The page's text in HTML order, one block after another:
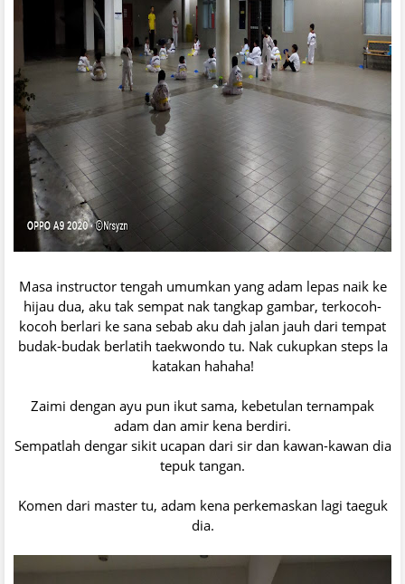
Masa instructor tengah umumkan yang adam lepas naik ke
hijau dua, aku tak sempat nak tangkap gambar, terkocoh-
kocoh berlari ke sana sebab aku dah jalan jauh dari tempat
budak-budak berlatih taekwondo tu. Nak cukupkan steps la
katakan hahaha!
Zaimi dengan ayu pun ikut sama, kebetulan ternampak
adam dan amir kena berdiri.
Sempatlah dengar sikit ucapan dari sir dan kawan-kawan dia
tepuk tangan.
Komen dari master tu, adam kena perkemaskan lagi taeguk
dia.